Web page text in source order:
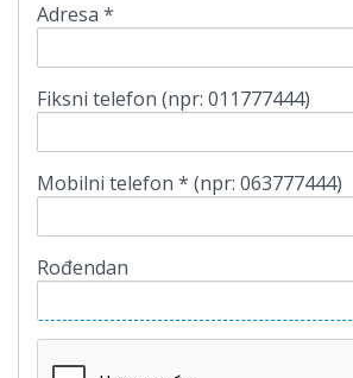
Adresa *
Fiksni telefon (npr: 011777444)
Mobilni telefon * (npr: 063777444)
Rođendan